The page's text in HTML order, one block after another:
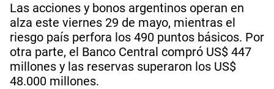
Las acciones y bonos argentinos operan en
alza este viernes 29 de mayo, mientras el
riesgo país perfora los 490 puntos básicos. Por
otra parte, el Banco Central compró US$ 447
millones y las reservas superaron los US$
48.000 millones.